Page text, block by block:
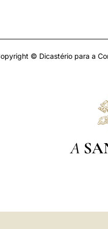
© Dicastério para a
A